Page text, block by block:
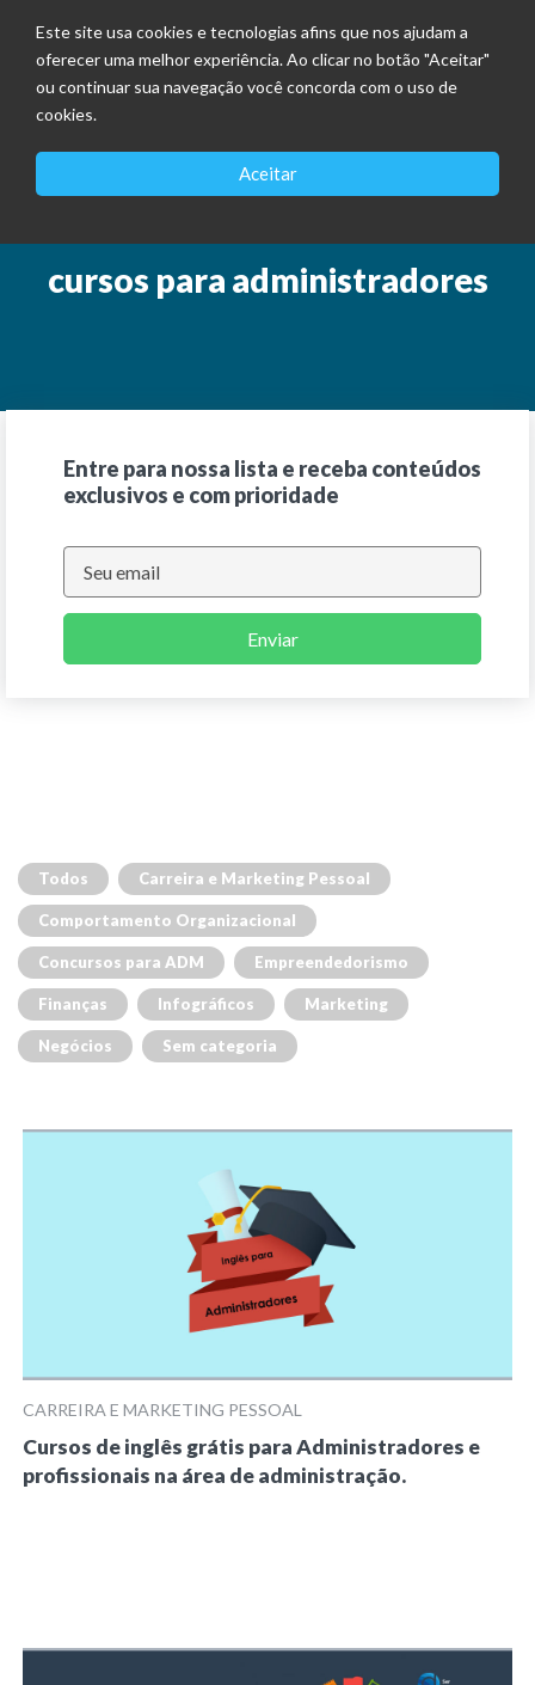
Este site usa cookies e tecnologias afins que nos ajudam a
oferecer uma melhor experiência. Ao clicar no botão "Aceitar"
ou continuar sua navegação você concorda com o uso de
cookies.
Aceitar
cursos para administradores
Entre para nossa lista e receba conteúdos
exclusivos e com prioridade
Enviar
Todos Carreira e Marketing Pessoal
Comportamento Organizacional
Concursos para ADM Empreendedorismo
Finanças Infográficos Marketing
Negócios Sem categoria
CARREIRA E MARKETING PESSOAL
Cursos de inglês grátis para Administradores e
profissionais na área de administração.